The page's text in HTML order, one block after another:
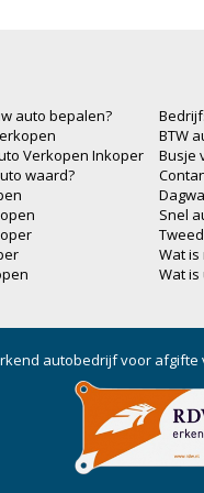
auto bepalen?
Verkopen Inkoper
waard?
BTW
Busje
Snel
Wat
Wat
autobedrijf voor afgifte